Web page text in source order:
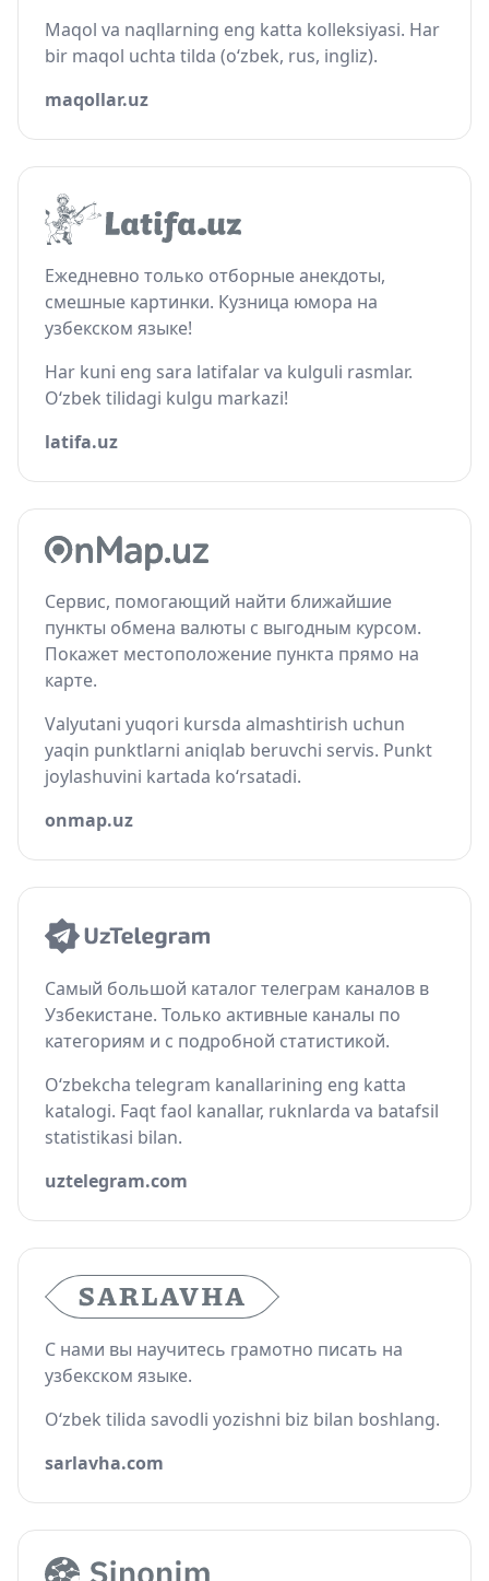
Maqol va naqllarning eng katta kolleksiyasi. Har
bir maqol uchta tilda (o‘zbek, rus, ingliz).
maqollar.uz
Ежедневно только отборные анекдоты,
смешные картинки. Кузница юмора на
узбекском языке!
Har kuni eng sara latifalar va kulguli rasmlar.
O‘zbek tilidagi kulgu markazi!
latifa.uz
Сервис, помогающий найти ближайшие
пункты обмена валюты с выгодным курсом.
Покажет местоположение пункта прямо на
карте.
Valyutani yuqori kursda almashtirish uchun
yaqin punktlarni aniqlab beruvchi servis. Punkt
joylashuvini kartada ko‘rsatadi.
onmap.uz
Самый большой каталог телеграм каналов в
Узбекистане. Только активные каналы по
категориям и с подробной статистикой.
O‘zbekcha telegram kanallarining eng katta
katalogi. Faqt faol kanallar, ruknlarda va batafsil
statistikasi bilan.
uztelegram.com
С нами вы научитесь грамотно писать на
узбекском языке.
O‘zbek tilida savodli yozishni biz bilan boshlang.
sarlavha.com